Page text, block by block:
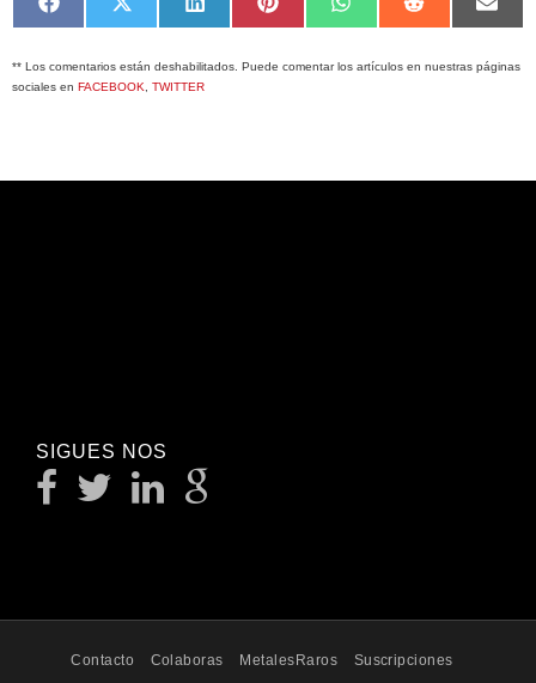
Compartir
Facebook
Compartir
X
(Twitter)
Compartir
LinkedIn
Compartir
Pinterest
Compartir
WhatsApp
Compartir
Reddit
** Los comentarios están deshabilitados. Puede comentar los artículos en nuestras páginas
sociales en FACEBOOK, TWITTER
SIGUES NOS
Contacto Colaboras MetalesRaros Suscripciones